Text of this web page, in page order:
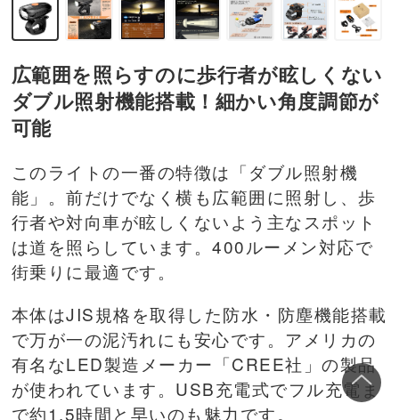
広範囲を照らすのに歩行者が眩しくない
ダブル照射機能搭載！細かい角度調節が
可能
このライトの一番の特徴は「ダブル照射機
能」。前だけでなく横も広範囲に照射し、歩
行者や対向車が眩しくないよう主なスポット
は道を照らしています。400ルーメン対応で
街乗りに最適です。
本体はJIS規格を取得した防水・防塵機能搭載
で万が一の泥汚れにも安心です。アメリカの
有名なLED製造メーカー「CREE社」の製品
が使われています。USB充電式でフル充電ま
で約1.5時間と早いのも魅力です。